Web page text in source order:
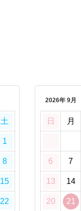
土
1
8
15
22
2026年 9月
日 月
6 7
13 14
20 21